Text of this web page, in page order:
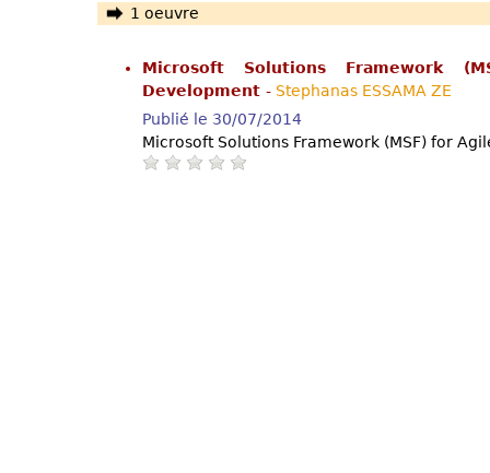
1 oeuvre
Microsoft Solutions Framework
Development - Stephanas ESSAMA ZE
Publié le 30/07/2014
Microsoft Solutions Framework (MSF) for